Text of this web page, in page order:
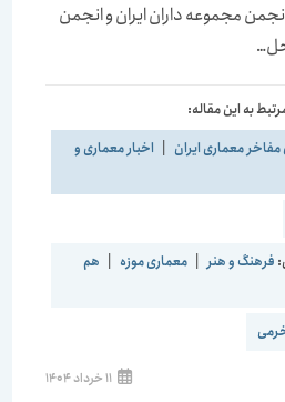
مجموعه داران ايران و انجمن
این مقاله:
معماری ایران |
اخبار معماری و
و هنر | معماری موزه |
نوشته
منتشر
11 خرداد 1404